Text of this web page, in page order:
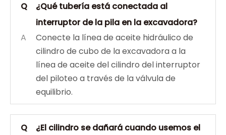
Q
¿Qué tubería está conectada al
interruptor de la pila en la excavadora?
A
Conecte la línea de aceite hidráulico de
cilindro de cubo de la excavadora a la
línea de aceite del cilindro del interruptor
del piloteo a través de la válvula de
equilibrio.
Q
¿El cilindro se dañará cuando usemos el